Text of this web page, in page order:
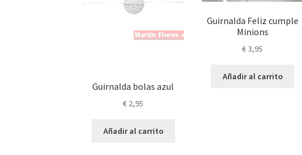
Guirnalda bolas azul
€ 2,95
Añadir al carrito
Guirnalda Feliz cumple
Minions
€3,95
Añadir al carrito